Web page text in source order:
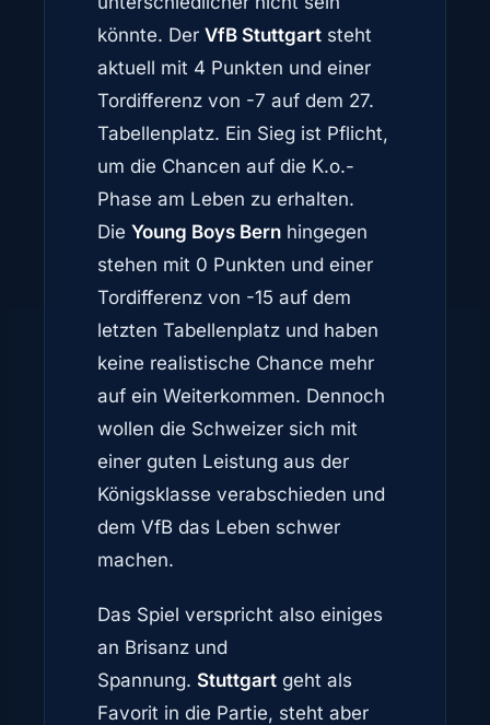
könnte. Der VfB Stuttgart steht
aktuell mit 4 Punkten und einer
Tordifferenz von -7 auf dem 27.
Tabellenplatz. Ein Sieg ist Pflicht,
um die Chancen auf die K.o.-
Phase am Leben zu erhalten.
Die Young Boys Bern hingegen
stehen mit 0 Punkten und einer
Tordifferenz von -15 auf dem
letzten Tabellenplatz und haben
keine realistische Chance mehr
auf ein Weiterkommen. Dennoch
wollen die Schweizer sich mit
einer guten Leistung aus der
Königsklasse verabschieden und
dem VfB das Leben schwer
machen.
Das Spiel verspricht also einiges
an Brisanz und
Spannung. Stuttgart geht als
Favorit in die Partie, steht aber